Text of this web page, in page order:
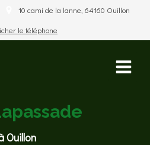
10 cami de la lanne, 64160 Ouillon
le téléphone
Ouillon